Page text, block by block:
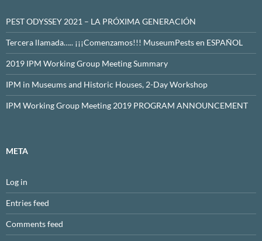
PEST ODYSSEY 2021 – LA PRÓXIMA GENERACIÓN
Tercera llamada….. ¡¡¡Comenzamos!!! MuseumPests en ESPAÑOL
2019 IPM Working Group Meeting Summary
IPM in Museums and Historic Houses, 2-Day Workshop
IPM Working Group Meeting 2019 PROGRAM ANNOUNCEMENT
META
Log in
Entries feed
Comments feed